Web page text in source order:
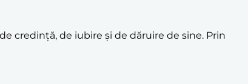
credință, de iubire și de dăruire de sine. Prin